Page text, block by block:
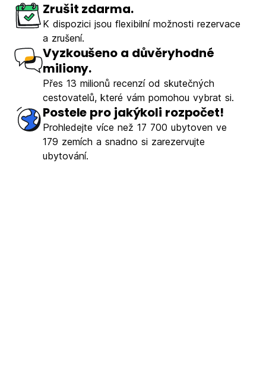
Zrušit zdarma.
K dispozici jsou flexibilní možnosti rezervace
a zrušení.
Vyzkoušeno a důvěryhodné
miliony.
Přes 13 milionů recenzí od skutečných
cestovatelů, které vám pomohou vybrat si.
Postele pro jakýkoli rozpočet!
Prohledejte více než 17 700 ubytoven ve
179 zemích a snadno si zarezervujte
ubytování.